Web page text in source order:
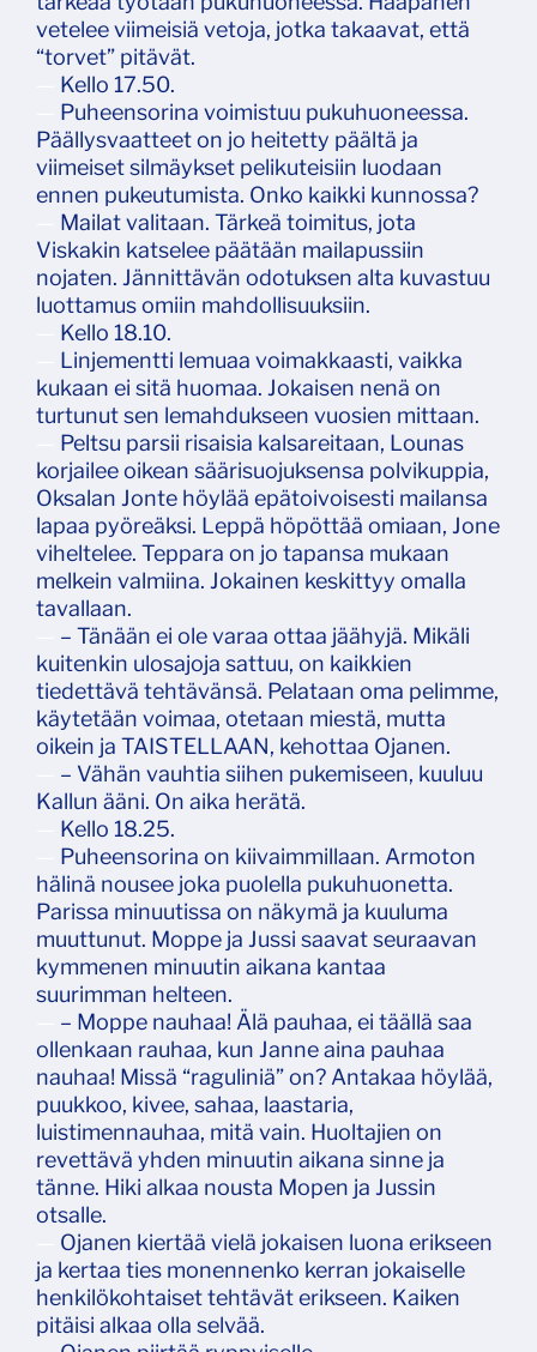
vetelee viimeisiä vetoja, jotka takaavat, että
“torvet” pitävät.
Kello 17.50.
Puheensorina voimistuu pukuhuoneessa.
Päällysvaatteet on jo heitetty päältä ja
viimeiset silmäykset pelikuteisiin luodaan
ennen pukeutumista. Onko kaikki kunnossa?
Mailat valitaan. Tärkeä toimitus, jota
Viskakin katselee päätään mailapussiin
nojaten. Jännittävän odotuksen alta kuvastuu
luottamus omiin mahdollisuuksiin.
Kello 18.10.
Linjementti lemuaa voimakkaasti, vaikka
kukaan ei sitä huomaa. Jokaisen nenä on
turtunut sen lemahdukseen vuosien mittaan.
Peltsu parsii risaisia kalsareitaan, Lounas
korjailee oikean säärisuojuksensa polvikuppia,
Oksalan Jonte höylää epätoivoisesti mailansa
lapaa pyöreäksi. Leppä höpöttää omiaan, Jone
viheltelee. Teppara on jo tapansa mukaan
melkein valmiina. Jokainen keskittyy omalla
tavallaan.
– Tänään ei ole varaa ottaa jäähyjä. Mikäli
kuitenkin ulosajoja sattuu, on kaikkien
tiedettävä tehtävänsä. Pelataan oma pelimme,
käytetään voimaa, otetaan miestä, mutta
oikein ja TAISTELLAAN, kehottaa Ojanen.
– Vähän vauhtia siihen pukemiseen, kuuluu
Kallun ääni. On aika herätä.
Kello 18.25.
Puheensorina on kiivaimmillaan. Armoton
hälinä nousee joka puolella pukuhuonetta.
Parissa minuutissa on näkymä ja kuuluma
muuttunut. Moppe ja Jussi saavat seuraavan
kymmenen minuutin aikana kantaa
suurimman helteen.
– Moppe nauhaa! Älä pauhaa, ei täällä saa
ollenkaan rauhaa, kun Janne aina pauhaa
nauhaa! Missä “raguliniä” on? Antakaa höylää,
puukkoo, kivee, sahaa, laastaria,
luistimennauhaa, mitä vain. Huoltajien on
revettävä yhden minuutin aikana sinne ja
tänne. Hiki alkaa nousta Mopen ja Jussin
otsalle.
Ojanen kiertää vielä jokaisen luona erikseen
ja kertaa ties monennenko kerran jokaiselle
henkilökohtaiset tehtävät erikseen. Kaiken
pitäisi alkaa olla selvää.